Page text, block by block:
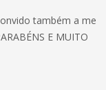
também a me
E MUITO